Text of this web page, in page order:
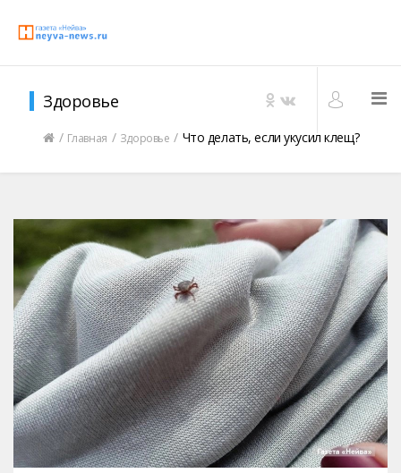
Здоровье
Главная Здоровье Что делать, если укусил клещ?